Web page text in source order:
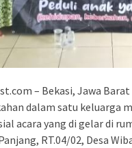
– Bekasi, Jawa Barat
dalam satu keluarga
acara yang di gelar di
RT.04/02, Desa